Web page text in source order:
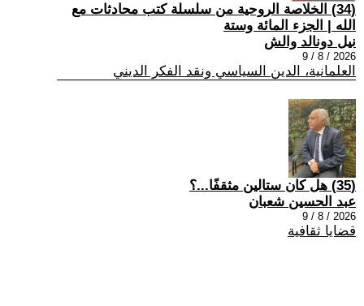
(34) الخلاصة الروحية من سلسلة كتب محادثات مع
الله | الجزء المائة وستة
نيل دونالد والش
2026 / 8 / 9
العلمانية، الدين السياسي ونقد الفكر الديني
(35) هل كان ستالين مثقفًا...؟
عبد الحسين شعبان
2026 / 8 / 9
قضايا ثقافية